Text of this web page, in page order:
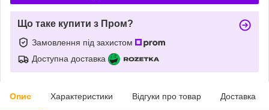
Що таке купити з Пром?
Замовлення під захистом
Доступна доставка
Опис Характеристики Відгуки про товар Доставка